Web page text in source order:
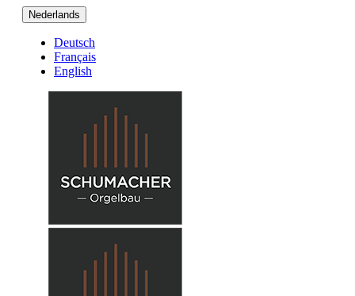
Nederlands
Deutsch
Français
English